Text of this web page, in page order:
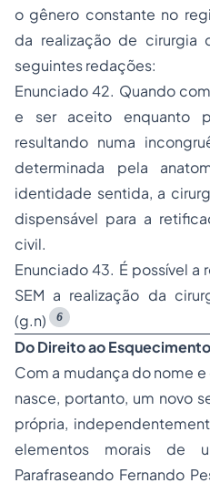
o gênero constante no
da realização de cirurgia
seguintes redações:
Enunciado 42. Quando
e ser aceito enquanto
resultando numa
determinada pela
identidade sentida, a
dispensável para a
civil.
Enunciado 43. É possível
SEM a realização da
(g.n)
6
Do Direito ao Esquecimento
Com a mudança do nome
nasce, portanto, um novo
própria,
elementos morais de
Parafraseando Fernando